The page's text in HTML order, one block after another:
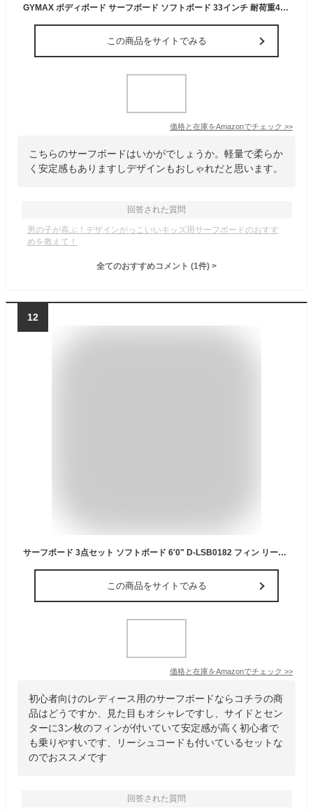
GYMAX ボディボード サーフボード ソフトボード 33インチ 耐荷重40kg リーシュコード付き マリンスポーツ XPEデッキ付き EPSコア メンズ レディス 初心者 子供用 軽量 安定 滑り止め ビーチ プール ウォーターパーク 水泳 サーフィン用 夏休み 夏の日 大活躍 シャークパターン 33インチ
この商品をサイトでみる
価格と在庫をAmazonでチェック >>
こちらのサーフボードはいかがでしょうか。軽量で柔らか
く安定感もありますしデザインもおしゃれだと思います。
回答された質問
男の子が喜ぶ！デザインがっこいいキッズ用サーフボードのおすす
めを教えて！
全てのおすすめコメント (1件) >
12
サーフボード 3点セット ソフトボード 6'0" D-LSB0182 フィン リーシュコード ショートボード 大人 初心者 ピンク 【自宅配送】
この商品をサイトでみる
価格と在庫をAmazonでチェック >>
初心者向けのレディース用のサーフボードならコチラの商
品はどうですか、見た目もオシャレですし、サイドとセン
ターに3ン枚のフィンが付いていて安定感が高く初心者で
も乗りやすいです、リーシュコードも付いているセットな
のでおススメです
回答された質問